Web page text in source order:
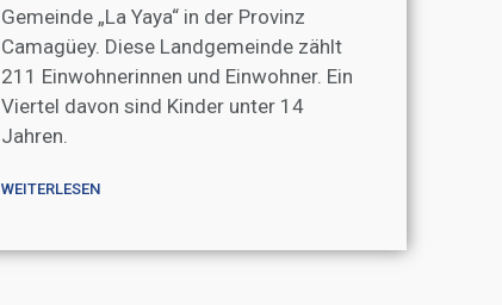
Gemeinde „La Yaya“ in der Provinz
Camagüey. Diese Landgemeinde zählt
211 Einwohnerinnen und Einwohner. Ein
Viertel davon sind Kinder unter 14
Jahren.
WEITERLESEN